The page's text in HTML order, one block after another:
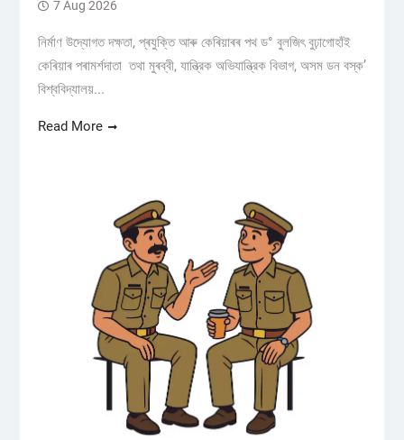
7 Aug 2026
নিৰ্মাণ উদ্যোগত দক্ষতা, প্ৰযুক্তি আৰু কেৰিয়াৰৰ পথ ড° বুলজিৎ বুঢ়াগোহাঁই
কেৰিয়াৰ পৰামৰ্শদাতা তথা মুৰব্বী, যান্ত্রিক অভিযান্ত্রিক বিভাগ, অসম ডন বস্ক’
বিশ্ববিদ্যালয়...
Read More